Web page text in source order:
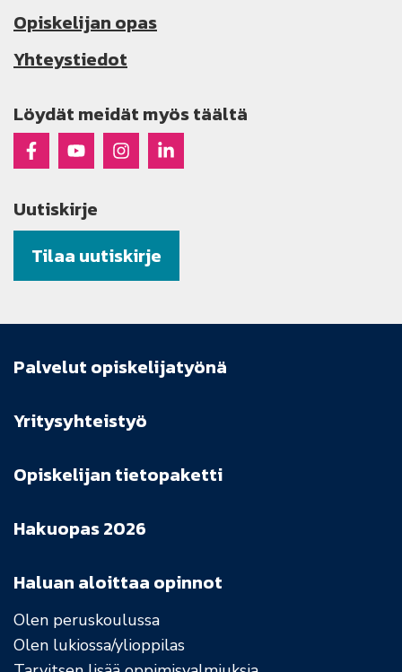
Opiskelijan opas
Yhteystiedot
Löydät meidät myös täältä
Raseko Facebookissa
Raseko Youtubessa
Raseko Instagramissa
Raseko Linkedinissä
Uutiskirje
Tilaa uutiskirje
Haluan aloittaa opinnot
Olen peruskoulussa
Olen lukiossa/ylioppilas
Palvelut opiskelijatyönä
Yritysyhteistyö
Opiskelijan tietopaketti
Hakuopas 2026